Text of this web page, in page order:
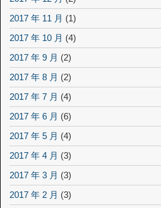
2017 年 11 月 (1)
2017 年 10 月 (4)
2017 年 9 月 (2)
2017 年 8 月 (2)
2017 年 7 月 (4)
2017 年 6 月 (6)
2017 年 5 月 (4)
2017 年 4 月 (3)
2017 年 3 月 (3)
2017 年 2 月 (3)